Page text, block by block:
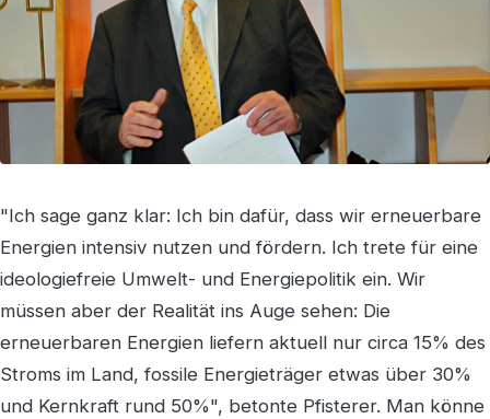
"Ich sage ganz klar: Ich bin dafür, dass wir erneuerbare
Energien intensiv nutzen und fördern. Ich trete für eine
ideologiefreie Umwelt- und Energiepolitik ein. Wir
müssen aber der Realität ins Auge sehen: Die
erneuerbaren Energien liefern aktuell nur circa 15% des
Stroms im Land, fossile Energieträger etwas über 30%
und Kernkraft rund 50%", betonte Pfisterer. Man könne